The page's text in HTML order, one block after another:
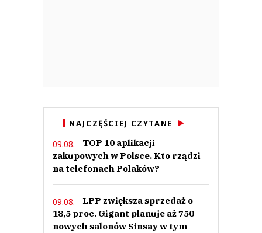
NAJCZĘŚCIEJ CZYTANE
09.08.
TOP 10 aplikacji
zakupowych w Polsce. Kto rządzi
na telefonach Polaków?
09.08.
LPP zwiększa sprzedaż o
18,5 proc. Gigant planuje aż 750
nowych salonów Sinsay w tym